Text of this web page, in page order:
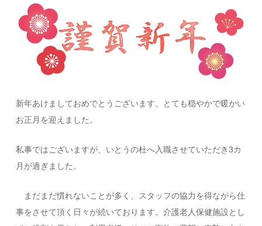
新年あけましておめでとうございます。とても穏やかで暖かい
お正月を迎えました。
私事ではございますが、いとうの杜へ入職させていただき3カ
月が過ぎました。
まだまだ慣れないことが多く、スタッフの協力を得ながら仕
事をさせて頂く日々が続いております。介護老人保健施設とし